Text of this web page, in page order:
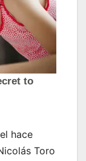
hace
Toro